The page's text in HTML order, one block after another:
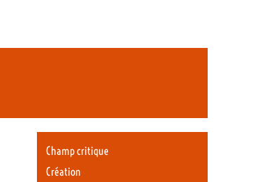
Champ critique
Création